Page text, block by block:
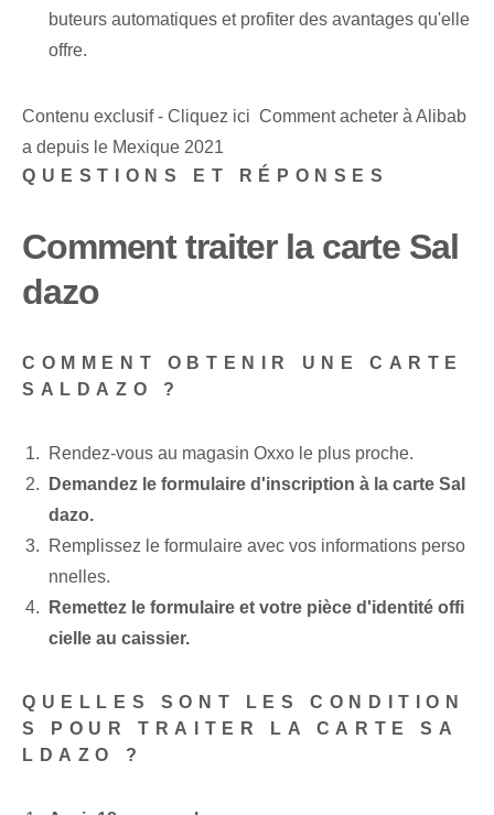
buteurs automatiques et profiter des avantages qu'elle
offre.
Contenu exclusif - Cliquez ici Comment acheter à Alibab
a depuis le Mexique 2021
QUESTIONS ET RÉPONSES
Comment traiter la carte Sal
dazo
COMMENT OBTENIR UNE CARTE
SALDAZO ?
Rendez-vous au magasin⁢ Oxxo‌ le plus proche.
Demandez le formulaire d'inscription à la carte Sal
dazo.
Remplissez le formulaire avec vos informations perso
nnelles.
Remettez le formulaire et votre pièce d'identité offi
cielle au caissier.
QUELLES SONT LES CONDITION
S POUR TRAITER LA CARTE SA
LDAZO ?